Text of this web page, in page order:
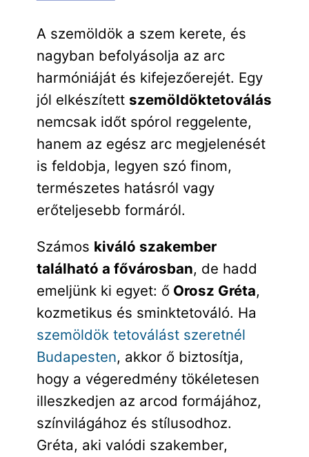
A szemöldök a szem kerete, és
nagyban befolyásolja az arc
harmóniáját és kifejezőerejét. Egy
jól elkészített szemöldöktetoválás
nemcsak időt spórol reggelente,
hanem az egész arc megjelenését
is feldobja, legyen szó finom,
természetes hatásról vagy
erőteljesebb formáról.
Számos kiváló szakember
található a fővárosban, de hadd
emeljünk ki egyet: őOrosz Gréta,
kozmetikus és sminktetováló. Ha
szemöldök tetoválást szeretnél
Budapesten, akkor ő biztosítja,
hogy a végeredmény tökéletesen
illeszkedjen az arcod formájához,
színvilágához és stílusodhoz.
Gréta, aki valódi szakember,